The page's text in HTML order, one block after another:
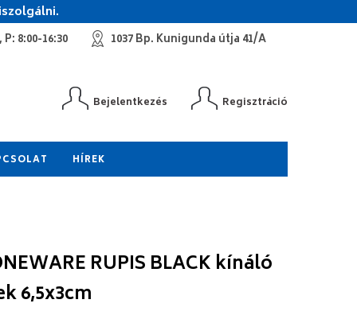
8:00-16:30 1037 Bp. Kunigunda útja 41/A
Bejelentkezés Regisztráció
HÍREK
RUPIS BLACK kínáló
6,5x3cm